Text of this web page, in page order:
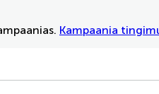
Kampaania